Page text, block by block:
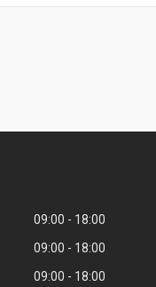
09:00
18:00
09:00
18:00
09:00 18:00